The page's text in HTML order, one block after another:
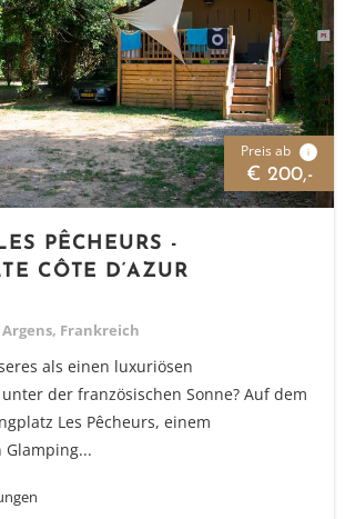
Preis ab i
€ 200,-
PÊCHEURS -
CÔTE D‘AZUR
Frankreich
als einen luxuriösen
der französischen Sonne? Auf dem
Les Pêcheurs, einem